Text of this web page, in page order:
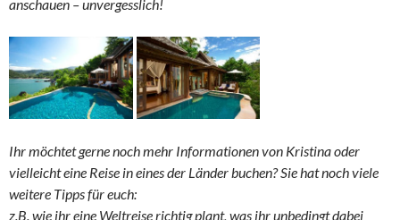
anschauen – unvergesslich!
Ihr möchtet gerne noch mehr Informationen von Kristina oder
vielleicht eine Reise in eines der Länder buchen? Sie hat noch viele
weitere Tipps für euch:
z.B. wie ihr eine Weltreise richtig plant, was ihr unbedingt dabei